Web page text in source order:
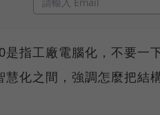
是指工廠電腦化，不要一
慧化之間，強調怎麼把結